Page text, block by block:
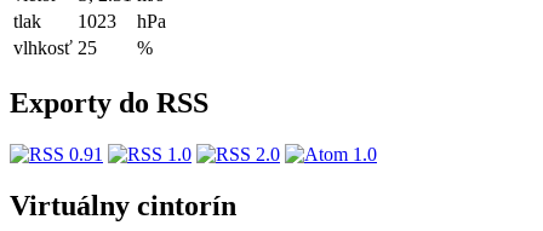
tlak
1023
hPa
vlhkosť 25 %
Exporty do RSS
Virtuálny cintorín